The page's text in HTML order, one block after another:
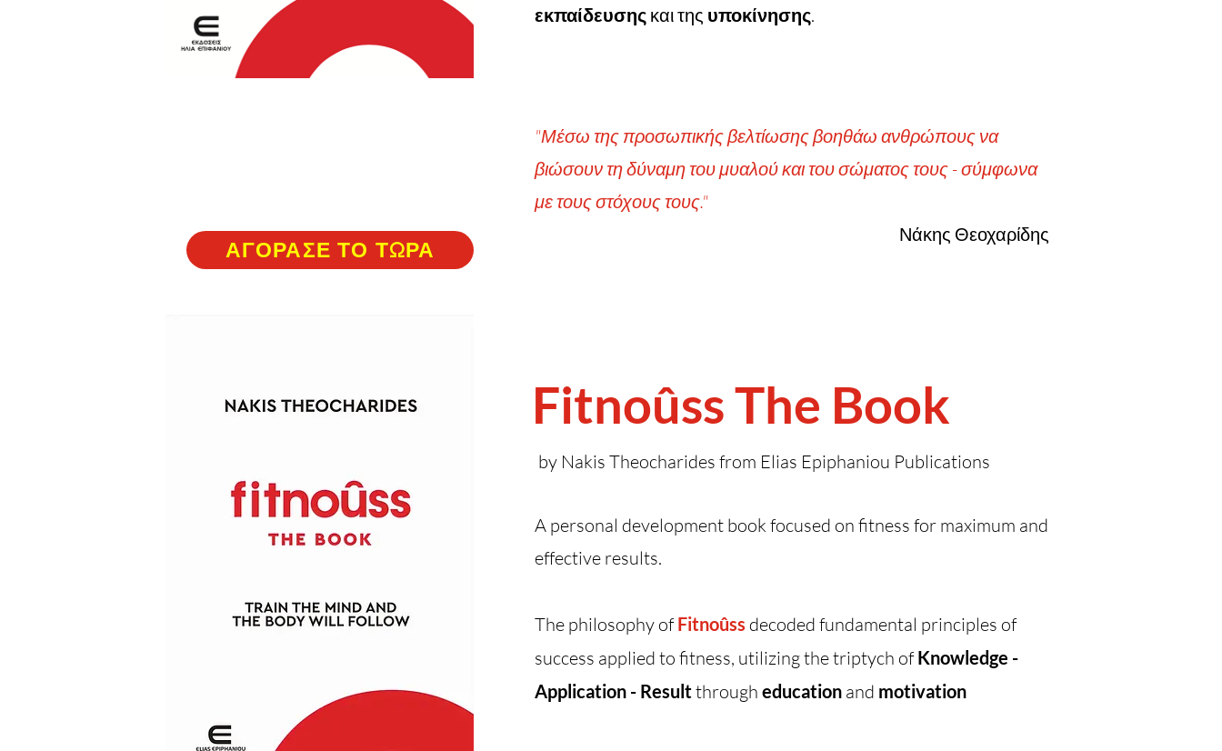
εκπαίδευσης και της υποκίνησης.
ΑΓΟΡΑΣΕ ΤΟ ΤΩΡΑ
"Μέσω της προσωπικής βελτίωσης βοηθάω ανθρώπους να
βιώσουν τη δύναμη του μυαλού και του σώματος τους - σύμφωνα
με τους στόχους τους."
Νάκης Θεοχαρίδης
Fitnoûss The Book
by Nakis Theocharides from Elias Epiphaniou Publications
A personal development book focused on fitness for maximum and
effective results.
The philosophy ofFitnoûss decoded fundamental principles of
success applied to fitness, utilizing the triptych ofKnowledge -
Application - Resultthrough education and motivation